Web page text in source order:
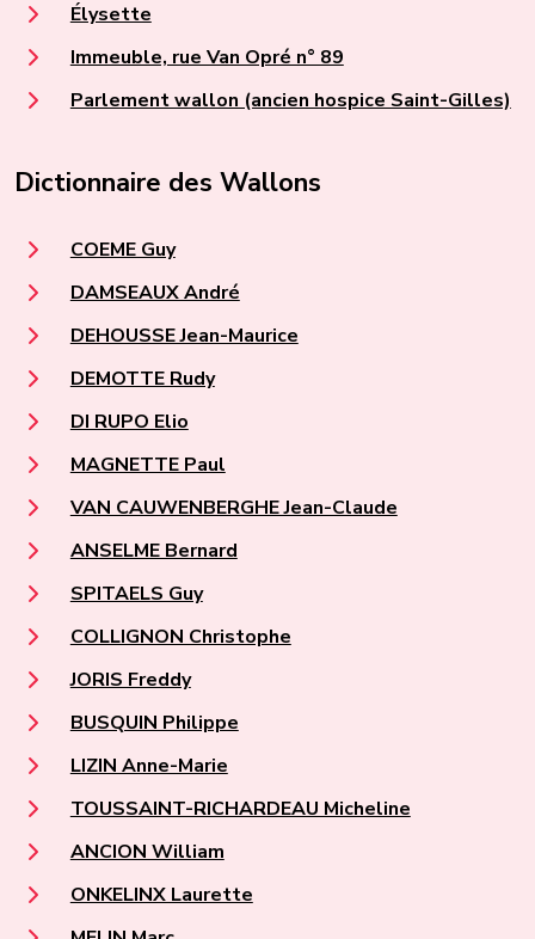
Élysette
Immeuble, rue Van Opré n° 89
Parlement wallon (ancien hospice Saint-Gilles)
Dictionnaire des Wallons
COEME Guy
DAMSEAUX André
DEHOUSSE Jean-Maurice
DEMOTTE Rudy
DI RUPO Elio
MAGNETTE Paul
VAN CAUWENBERGHE Jean-Claude
ANSELME Bernard
SPITAELS Guy
COLLIGNON Christophe
JORIS Freddy
BUSQUIN Philippe
LIZIN Anne-Marie
TOUSSAINT-RICHARDEAU Micheline
ANCION William
ONKELINX Laurette